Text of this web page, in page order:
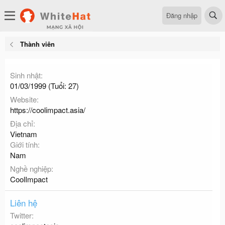
Đăng nhập
Thành viên
Sinh nhật
01/03/1999 (Tuổi: 27)
Website
https://coolimpact.asia/
Địa chỉ
Vietnam
Giới tính
Nam
Nghề nghiệp
CoolImpact
Liên hệ
Twitter